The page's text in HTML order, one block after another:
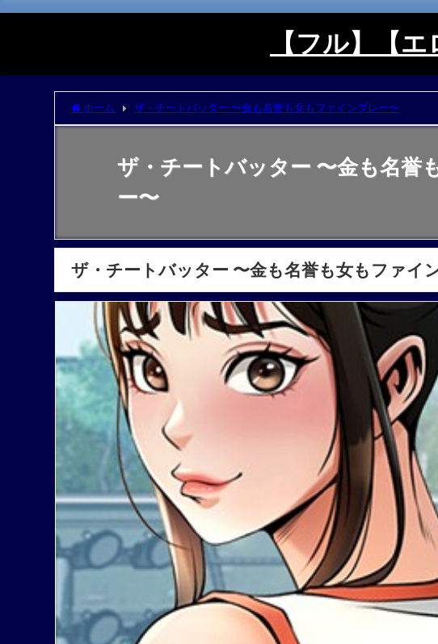
【フル】【
ホーム ザ・チートバッター 〜金も名誉も女もファインプレー〜
ザ・チートバッター 〜金も名誉
ー〜
ザ・チートバッター 〜金も名誉も女もファイ